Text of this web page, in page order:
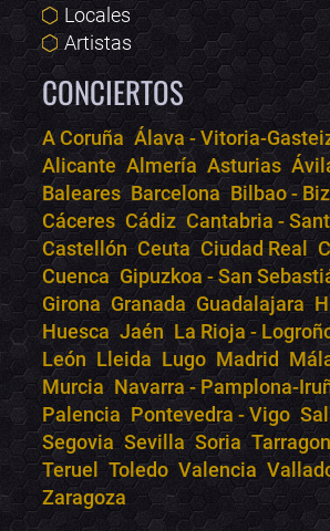
Locales
Artistas
CONCIERTOS
A Coruña Álava - Vitoria-
Alicante Almería Asturias
Baleares Barcelona Bilbao -
Cáceres Cádiz Cantabria -
Castellón Ceuta Ciudad Real
Cuenca Gipuzkoa - San
Girona Granada Guadalajara
Huesca Jaén La Rioja -
León Lleida Lugo Madrid
Murcia Navarra - Pamplona-
Palencia Pontevedra - Vigo
Segovia Sevilla Soria
Teruel
Toledo Valencia
Zaragoza
Bololoco · conciertos.club
Online · Te ayudo a encontrar